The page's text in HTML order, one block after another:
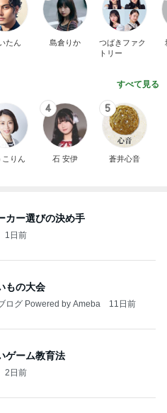
たん 島倉りか
つばきファク
トリー
すべて見る
こりん
4
石 安伊
5
蒼井心音
カー選びの決め手
1日前
もの大会
ログ Powered by Ameba 11日前
ゲーム教育法
2日前